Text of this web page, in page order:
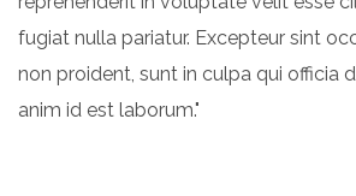
fugiat nulla pariatur. Excepteur sint
non proident, sunt in culpa qui officia
anim id est laborum."